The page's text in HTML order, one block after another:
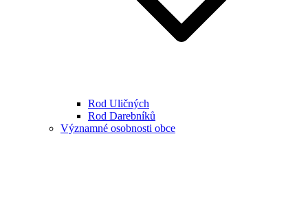
Rod Uličných
Rod Darebníků
Významné osobnosti obce